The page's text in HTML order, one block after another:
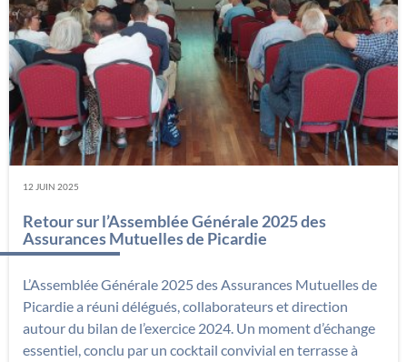
12 JUIN 2025
Retour sur l’Assemblée Générale 2025 des
Assurances Mutuelles de Picardie
L’Assemblée Générale 2025 des Assurances Mutuelles de
Picardie a réuni délégués, collaborateurs et direction
autour du bilan de l’exercice 2024. Un moment d’échange
essentiel, conclu par un cocktail convivial en terrasse à